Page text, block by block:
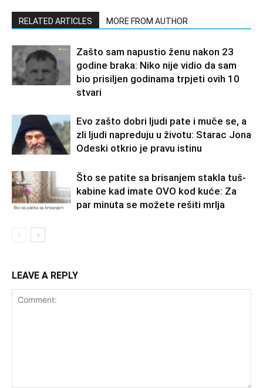
RELATED ARTICLES MORE FROM AUTHOR
Zašto sam napustio ženu nakon 23
godine braka: Niko nije vidio da sam
bio prisiljen godinama trpjeti ovih 10
stvari
Evo zašto dobri ljudi pate i muče se, a
zli ljudi napreduju u životu: Starac Jona
Odeski otkrio je pravu istinu
Što se patite sa brisanjem stakla tuš-
kabine kad imate OVO kod kuće: Za
par minuta se možete rešiti mrlja
LEAVE A REPLY